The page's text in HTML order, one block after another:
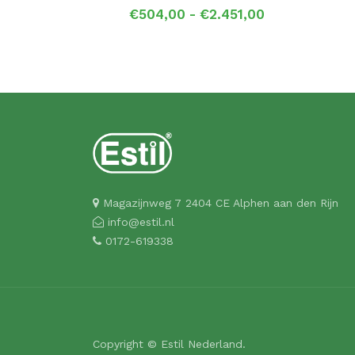
€504,00 - €2.451,00Prijsklasse:
Magazijnweg 7 2404 CE Alphen aan den Rijn
info@estil.nl
0172-619338
Copyright © Estil Nederland.